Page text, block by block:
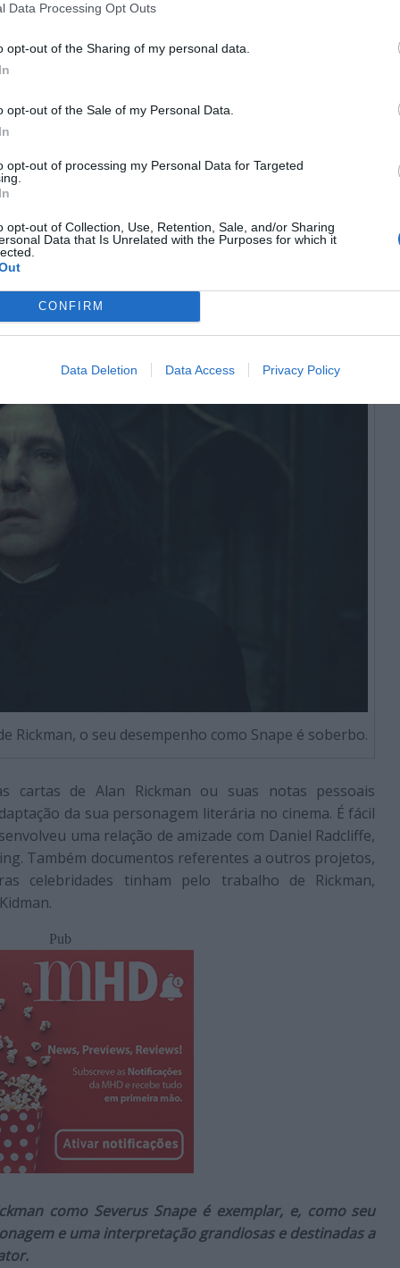
Data Processing Opt Outs
opt-out of the Sharing of my personal data.
opt-out of the Sale of my Personal Data.
opt-out of processing my Personal Data for Targeted
opt-out of Collection, Use, Retention, Sale, and/or Sharing
Data that Is Unrelated with the Purposes for which it
CONFIRM
Data Deletion Data Access Privacy Policy
que (provavelmente) não sabias sobre J.K.Rowling
com o realizador dos últimos quatro filmes da saga
difícil. Aquando das filmagens de “Harry Potter e o
série, o ator escreveu uma nota intitulada “Dentro da
frustração para com o trabalho do realizador e o
enquanto intérprete. Nas palavras de Alan
decidido que isto não é importante no grande
o apelo à audiência adolescente.”
Rickman, o seu desempenho como Snape é soberbo.
cartas de Alan Rickman ou suas notas pessoais
da sua personagem literária no cinema. É fácil
uma relação de amizade com Daniel Radcliffe,
Também documentos referentes a outros projetos,
celebridades tinham pelo trabalho de Rickman,
Pub
como Severus Snape é exemplar, e, como seu
e uma interpretação grandiosas e destinadas a